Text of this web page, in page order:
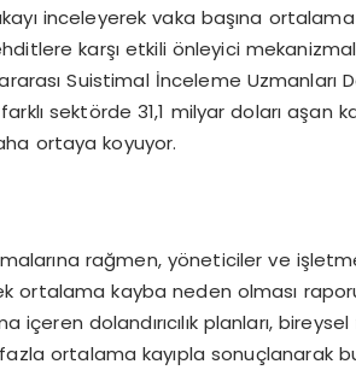
inceleyerek vaka başına ortalama
karşı etkili önleyici
Suistimal İnceleme Uzmanları
sektörde 31,1 milyar doları aşan
ortaya koyuyor.
rağmen, yöneticiler ve
ortalama kayba neden olması
içeren dolandırıcılık planları,
ortalama kayıpla sonuçlanarak